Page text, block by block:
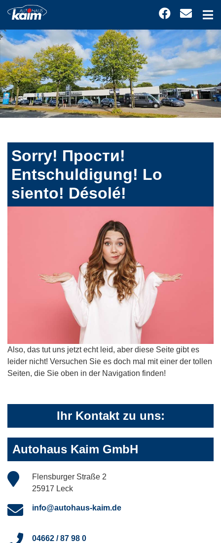
Sorry! Прости!
Entschuldigung! Lo
siento! Désolé!
Also, das tut uns jetzt echt leid, aber diese Seite gibt es
leider nicht! Versuchen Sie es doch mal mit einer der tollen
Seiten, die Sie oben in der Navigation finden!
Ihr Kontakt zu uns:
Autohaus Kaim GmbH
Flensburger Straße 2
25917 Leck
info@autohaus-kaim.de
04662 / 87 98 0